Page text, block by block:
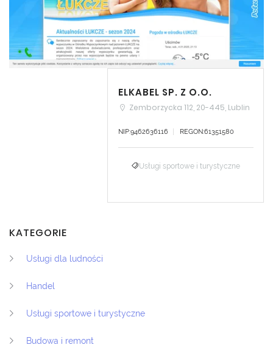
ELKABEL SP. Z O.O.
Zemborzycka 112, 20-445, Lublin
NIP:9462636116 REGON:61351580
Usługi sportowe i turystyczne
KATEGORIE
Usługi dla ludności
Handel
Usługi sportowe i turystyczne
Budowa i remont